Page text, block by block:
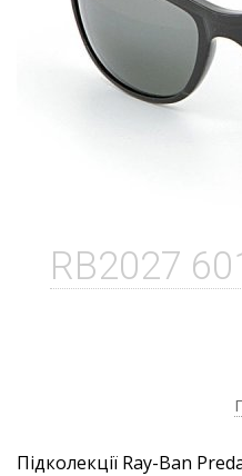
RB2027
Підколекції Ray-Ban